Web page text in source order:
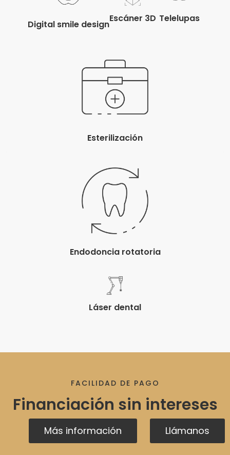
Digital smile design
Escáner 3D Telelupas
Esterilización
Endodoncia rotatoria
Láser dental
FACILIDAD DE PAGO
Financiación sin intereses
Más información Llámanos